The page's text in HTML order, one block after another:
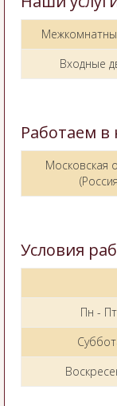
Входные
Работаем в
Московская
Условия
Пн -